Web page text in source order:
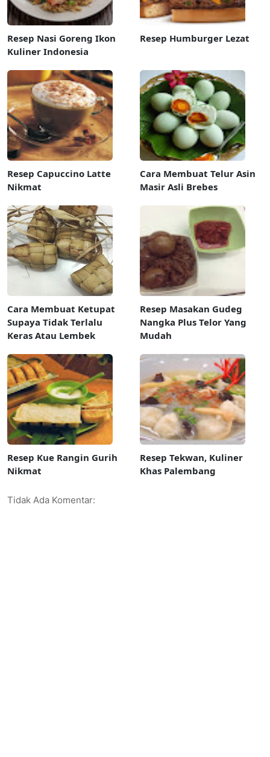
Resep Nasi Goreng Ikon
Kuliner Indonesia
Resep Humburger Lezat
Resep Capuccino Latte
Nikmat
Cara Membuat Telur Asin
Masir Asli Brebes
Cara Membuat Ketupat
Supaya Tidak Terlalu
Keras Atau Lembek
Resep Masakan Gudeg
Nangka Plus Telor Yang
Mudah
Resep Kue Rangin Gurih
Nikmat
Resep Tekwan, Kuliner
Khas Palembang
Tidak Ada Komentar: